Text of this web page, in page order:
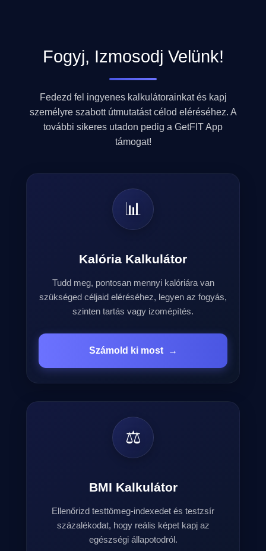
Fogyj, Izmosodj Velünk!
Fedezd fel ingyenes kalkulátorainkat és kapj
személyre szabott útmutatást célod eléréséhez. A
további sikeres utadon pedig a GetFIT App
támogat!
📊
Kalória Kalkulátor
Tudd meg, pontosan mennyi kalóriára van
szükséged céljaid eléréséhez, legyen az fogyás,
szinten tartás vagy izomépítés.
Számold ki most →
⚖️
BMI Kalkulátor
Ellenőrizd testtömeg-indexedet és testzsír
százalékodat, hogy reális képet kapj az
egészségi állapotodról.